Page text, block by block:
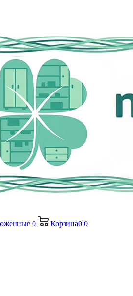
0 Корзина0 0